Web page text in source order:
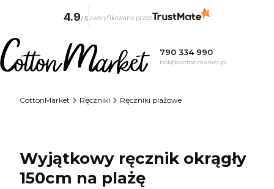
790 334 990
bok@cottonmarket.pl
CottonMarket Ręczniki Ręczniki plażowe
Wyjątkowy ręcznik okrągły
150cm na plażę
4.9/ 5 zweryfikowane przez